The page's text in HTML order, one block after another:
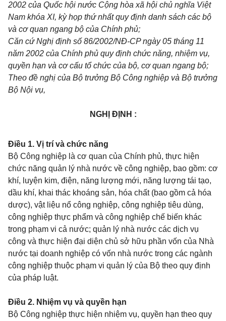
2002 của Quốc hội nước Cộng hòa xã hội chủ nghĩa Việt
Nam khóa XI, kỳ họp thứ nhất quy định danh sách các bộ
và cơ quan ngang bộ của Chính phủ;
Căn cứ Nghị định số 86/2002/NĐ-CP ngày 05 tháng 11
năm 2002 của Chính phủ quy định chức năng, nhiệm vụ,
quyền hạn và cơ cấu tổ chức của bộ, cơ quan ngang bộ;
Theo đề nghị của Bộ trưởng Bộ Công nghiệp và Bộ trưởng
Bộ Nội vụ,
NGHỊ ĐỊNH :
Điều 1. Vị trí và chức năng
Bộ Công nghiệp là cơ quan của Chính phủ, thực hiện
chức năng quản lý nhà nước về công nghiệp, bao gồm: cơ
khí, luyện kim, điện, năng lượng mới, năng lượng tái tạo,
dầu khí, khai thác khoáng sản, hóa chất (bao gồm cả hóa
dược), vật liệu nổ công nghiệp, công nghiệp tiêu dùng,
công nghiệp thực phẩm và công nghiệp chế biến khác
trong phạm vi cả nước; quản lý nhà nước các dịch vụ
công và thực hiện đại diện chủ sở hữu phần vốn của Nhà
nước tại doanh nghiệp có vốn nhà nước trong các ngành
công nghiệp thuộc phạm vi quản lý của Bộ theo quy định
của pháp luật.
Điều 2. Nhiệm vụ và quyền hạn
Bộ Công nghiệp thực hiện nhiệm vụ, quyền hạn theo quy